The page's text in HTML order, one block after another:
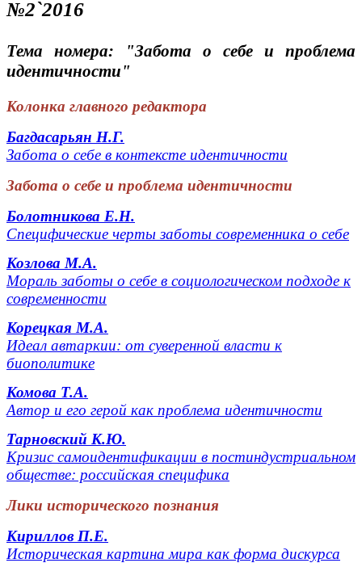
№2`2016
Тема номера: "Забота о себе и проблема
идентичности"
Колонка главного редактора
Багдасарьян Н.Г.
Забота о себе в контексте идентичности
Забота о себе и проблема идентичности
Болотникова Е.Н.
Специфические черты заботы современника о себе
Козлова М.А.
Мораль заботы о себе в социологическом подходе к
современности
Корецкая М.А.
Идеал автаркии: от суверенной власти к
биополитике
Комова Т.А.
Автор и его герой как проблема идентичности
Тарновский К.Ю.
Кризис самоидентификации в постиндустриальном
обществе: российская специфика
Лики исторического познания
Кириллов П.Е.
Историческая картина мира как форма дискурса